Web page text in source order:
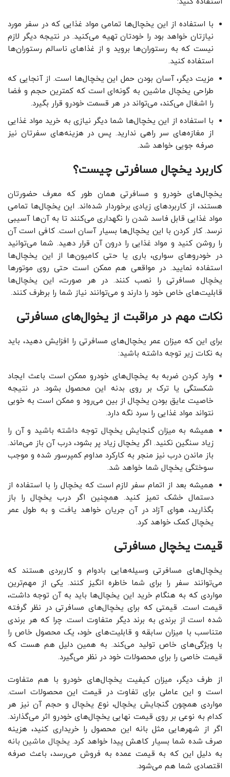
با استفاده از این یخچال‌ها تمامی مواد غذایی که در سفر مورد
نیازتان خواهد بود را خودتان تهیه می‌کنید. در نتیجه دیگر لازم
نیست که به رستوران‌ها بروید و از غذاهای ناسالم رستوران‌ها
استفاده کنید.
مزیت دیگر، آسان بودن حمل این یخچال‌ها است. از آنجایی که
طراحی یخچال ماشین به گونه‌ای است که کمترین حجم و فضا
را اشغال می‌کند، می‌تواند در هر قسمت خودرو قرار بگیرد.
با استفاده از این یخچال‌ها شما دیگر نیازی به خرید مواد غذایی
از مغازه‌های سر راهی ندارید. پس در هزینه‌های سفرتان نیز
صرفه جویی خواهد شد.
کاربرد یخچال مسافرتی چیست؟
یخچال‌های خودرو و مسافرتی همان طور که معرف حضورتان
هستند، از کاربردهای زیادی برخوردار شده‌اند. این یخچال‌ها تمامی
مواد غذایی قابل فاسد شدن را نگهداری می‌کنند تا به آن‌ها آسیبی
نرسد. کار کردن با این یخچال‌ها بسیار آسان است. کافی است آن
را روشن کنید و مواد غذایی را درون آن قرار دهید. شما می‌توانید
در خودروهای سواری، باری یا حتی کامیون‌ها از این یخچال‌ها
استفاده نمایید. در مواقعی هم ممکن است حتی روی موتورها
یخچال مسافرتی را نصب کنند. در هر صورت، این یخچال‌ها
قابلیت‌های خاص خود را دارند و می‌توانند نیاز شما را برطرف کنند.
نکات مهم در مراقبت از یخوال‌های مسافرتی
برای این که میزان عمر یخچال‌های مسافرتی را افزایش دهید، باید
به نکات زیر توجه داشته باشید:
وارد کردن ضربه به یخچال‌های خودرو ممکن است باعث ایجاد
شکستگی یا ترک بر روی بدنه این محصول بشود. در نتیجه
خاصیت عایق بودن یخچال از بین می‌رود و ممکن است به خوبی
نتواند مواد غذایی را سرد نگه دارد.
همیشه به میزان گنجایش یخچال توجه داشته باشید و آن را
زیاد سنگین نکنید. اگر یخچال زیاد پر بشود، درب آن باز می‌ماند.
باز ماندن درب نیز منجر به کارکرد مداوم کمپرسور شده و موجب
سوختگی یخچال شما خواهد شد.
همیشه بعد از اتمام سفر لازم است که یخچال را با استفاده از
دستمال خشک تمیز کنید. همچنین اگر درب یخچال را باز
بگذارید، هوای آزاد در آن جریان خواهد یافت و به طول عمر
یخچال کمک خواهد کرد.
قیمت یخچال مسافرتی
یخچال‌های مسافرتی وسیله‌هایی بادوام و کاربردی هستند که
می‌توانند سفر را برای شما خاطره انگیز کنند. یکی از مهم‌ترین
مواردی که به هنگام خرید این یخچال‌ها باید به آن توجه داشت،
قیمت است. قیمتی که برای یخچال‌های مسافرتی در نظر گرفته
شده است از برندی به برند دیگر متفاوت است. چرا که هر برندی
متناسب با میزان سابقه و قابلیت‌های خود، یک محصول خاص را
با ویژگی‌های خاص تولید می‌کند. به همین دلیل هم هست که
قیمت خاصی را برای محصولات خود در نظر می‌گیرد.
از طرف دیگر، میزان کیفیت یخچال‌های خودرو با هم متفاوت
است و این عاملی برای تفاوت در قیمت این محصولات است.
مواردی همچون گنجایش یخچال، نوع یخچال و حجم آن نیز هر
کدام به نوعی بر روی قیمت نهایی یخچال‌های خودرو اثر می‌گذارند.
اگر از شهرهایی مثل بانه این محصول را خریداری کنید، هزینه
صرف شده شما بسیار کاهش پیدا خواهد کرد. یخچال ماشین بانه
به دلیل این که به قیمت عمده به فروش می‌رسد، باعث صرفه
اقتصادی شما هم می‌شود.